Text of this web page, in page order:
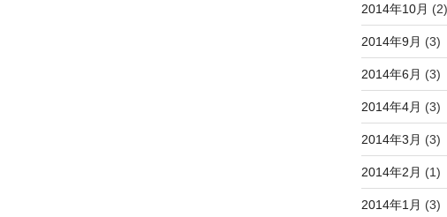
2014年10月 (2)
2014年9月 (3)
2014年6月 (3)
2014年4月 (3)
2014年3月 (3)
2014年2月 (1)
2014年1月 (3)